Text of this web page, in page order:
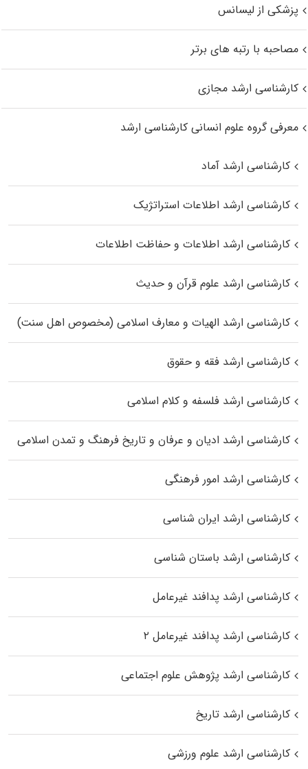
پزشکی از لیسانس
مصاحبه با رتبه های برتر
کارشناسی ارشد مجازی
معرفی گروه علوم انسانی کارشناسی ارشد
کارشناسی ارشد آماد
کارشناسی ارشد اطلاعات استراتژیک
کارشناسی ارشد اطلاعات و حفاظت اطلاعات
کارشناسی ارشد علوم قرآن و حدیث
کارشناسی ارشد الهیات و معارف اسلامی (مخصوص اهل سنت)
کارشناسی ارشد فقه و حقوق
کارشناسی ارشد فلسفه و کلام اسلامی
کارشناسی ارشد ادیان و عرفان و تاریخ فرهنگ و تمدن اسلامی
کارشناسی ارشد امور فرهنگی
کارشناسی ارشد ایران شناسی
کارشناسی ارشد باستان شناسی
کارشناسی ارشد پدافند غیرعامل
کارشناسی ارشد پدافند غیرعامل ۲
کارشناسی ارشد پژوهش علوم اجتماعی
کارشناسی ارشد تاریخ
کارشناسی ارشد علوم ورزشی